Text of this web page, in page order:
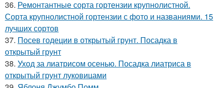
36. Ремонтантные сорта гортензии крупнолистной.
Сорта крупнолистной гортензии с фото и названиями. 15
лучших сортов
37. Посев годеции в открытый грунт. Посадка в
открытый грунт
38. Уход за лиатрисом осенью. Посадка лиатриса в
открытый грунт луковицами